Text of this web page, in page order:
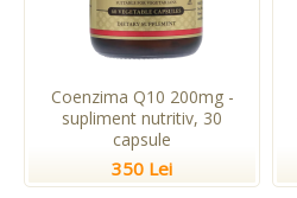
Coenzima Q10 200mg -
supliment nutritiv, 30
capsule
350 Lei